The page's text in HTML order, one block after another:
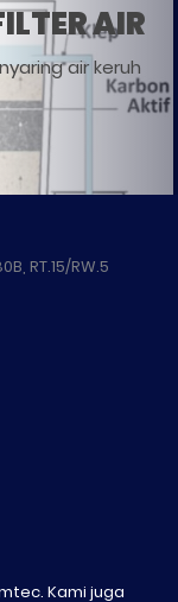
AIR
air keruh
RT.15/RW.5
Kami juga